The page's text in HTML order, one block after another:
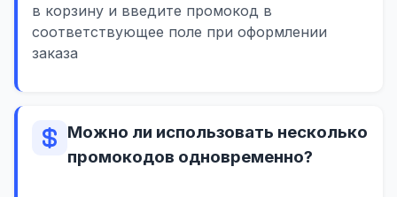
в корзину и введите промокод в
соответствующее поле при оформлении
заказа
Можно ли использовать несколько
промокодов одновременно?